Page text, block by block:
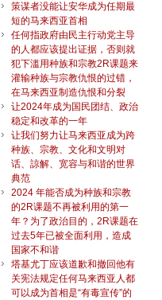
策谋者没能让安华成为任期最
短的马来西亚首相
任何指政府由民主行动党主导
的人都应该提出证据，否则就
犯下滥用种族和宗教2R课题来
灌输种族与宗教仇恨的过错，
在马来西亚制造仇恨和分裂
让2024年成为国民团结、政治
稳定和改革的一年
让我们努力让马来西亚成为跨
种族、宗教、文化和文明对
话、諒解、宽容与和谐的世界
典范
2024 年能否成为种族和宗教
的2R课题不再被利用的第一
年？为了政治目的，2R课题在
过去5年已被全面利用，造成
国家不和谐
塔基尤丁应该道歉和撤回他有
关宪法规定任何马来西亚人都
可以成为首相是“有毒宣传”的